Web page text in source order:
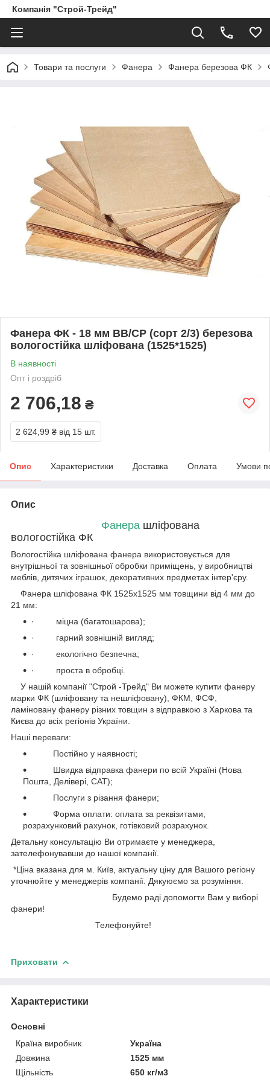
Компанія "Строй-Трейд"
Товари та послуги Фанера Фанера березова ФК
Фанера ФК - 18 мм ВВ/СР (сорт 2/3) березова
вологостійка шліфована (1525*1525)
В наявності
Опт і роздріб
2 706,18 ₴
2 624,99 ₴ від 15 шт.
Опис Характеристики Доставка Оплата Умови
Опис
Фанера шліфована
вологостійка ФК
Вологостійка шліфована фанера використовується для
внутрішньої та зовнішньої обробки приміщень, у виробництві
меблів, дитячих іграшок, декоративних предметах інтер'єру.
Фанера шліфована ФК 1525х1525 мм товщини від 4 мм до
21 мм:
· міцна (багатошарова);
· гарний зовнішній вигляд;
· екологічно безпечна;
· проста в обробці.
У нашій компанії "Строй -Трейд" Ви можете купити фанеру
марки ФК (шліфовану та нешліфовану), ФКМ, ФСФ,
ламіновану фанеру різних товщин з відправкою з Харкова та
Києва до всіх регіонів України.
Наші переваги:
Постійно у наявності;
Швидка відправка фанери по всій Україні (Нова
Пошта, Делівері, САТ);
Послуги з різання фанери;
Форма оплати: оплата за реквізитами,
розрахунковий рахунок, готівковий розрахунок.
Детальну консультацію Ви отримаєте у менеджера,
зателефонувавши до нашої компанії.
*Ціна вказана для м. Київ, актуальну ціну для Вашого регіону
уточнюйте у менеджерів компанії. Дякуюємо за розуміння.
Будемо раді допомогти Вам у виборі
фанери!
Телефонуйте!
Приховати
Характеристики
Основні
Країна виробник
Україна
Довжина
1525 мм
Щільність
650 кг/м3